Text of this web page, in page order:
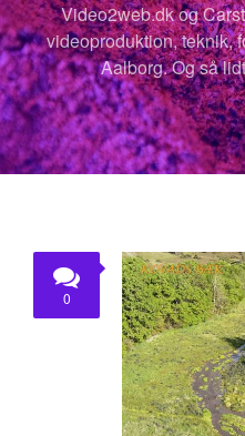
KOMMUNIKATION
FOTOS
REJSETIP
OM
KONTAKT
Video2web.dk og
videoproduktion, teknik,
Aalborg. Og så
0